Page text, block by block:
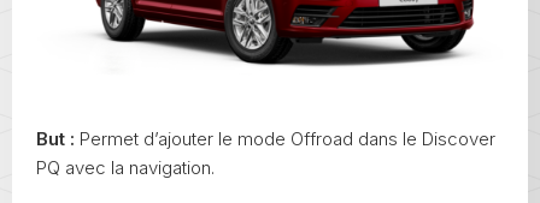
But : Permet d’ajouter le mode Offroad dans le Discover
PQ avec la navigation.